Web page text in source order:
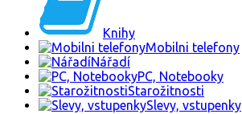
Knihy
Mobilni telefony
Nářadí
PC, Notebooky
Starožitnosti
Slevy, vstupenky